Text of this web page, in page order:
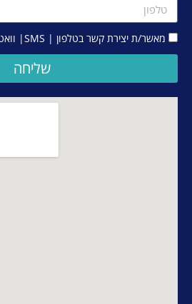
מאשר/ת יצירת קשר בטלפון | SMS| וואטסאפ | מייל.
שליחה